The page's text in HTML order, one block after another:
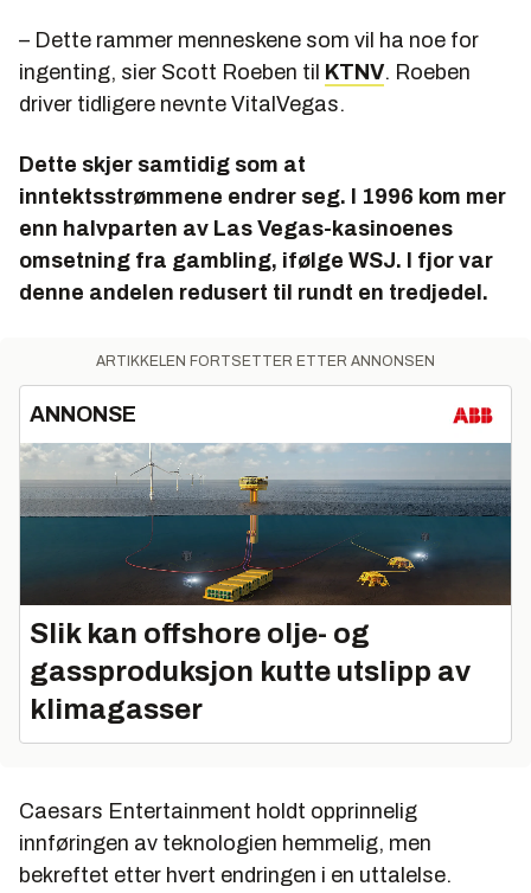
– Dette rammer menneskene som vil ha noe for
ingenting, sier Scott Roeben til KTNV. Roeben
driver tidligere nevnte VitalVegas.
Dette skjer samtidig som at
inntektsstrømmene endrer seg. I 1996 kom mer
enn halvparten av Las Vegas-kasinoenes
omsetning fra gambling, ifølge WSJ. I fjor var
denne andelen redusert til rundt en tredjedel.
ARTIKKELEN FORTSETTER ETTER ANNONSEN
ANNONSE
Slik kan offshore olje- og
gassproduksjon kutte utslipp av
klimagasser
Caesars Entertainment holdt opprinnelig
innføringen av teknologien hemmelig, men
bekreftet etter hvert endringen i en uttalelse.